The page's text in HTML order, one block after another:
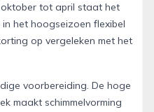
tot april staat het
het hoogseizoen flexibel
op vergeleken met het
voorbereiding. De hoge
maakt schimmelvorming